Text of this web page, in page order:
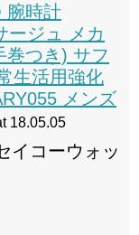
腕時計
ージュ メカ
巻つき) サフ
生活用強化
メンズ
18.05.05
イコーウォッ